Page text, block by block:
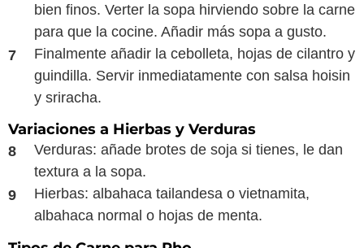
bien finos. Verter la sopa hirviendo sobre la carne
para que la cocine. Añadir más sopa a gusto.
Finalmente añadir la cebolleta, hojas de cilantro y
guindilla. Servir inmediatamente con salsa hoisin
y sriracha.
Variaciones a Hierbas y Verduras
Verduras: añade brotes de soja si tienes, le dan
textura a la sopa.
Hierbas: albahaca tailandesa o vietnamita,
albahaca normal o hojas de menta.